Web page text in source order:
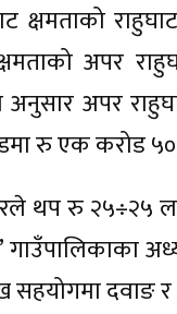
क्षमताको
अपर
अनुसार अपर
रु एक करोड
थप रु २५÷२५
दवाङ र